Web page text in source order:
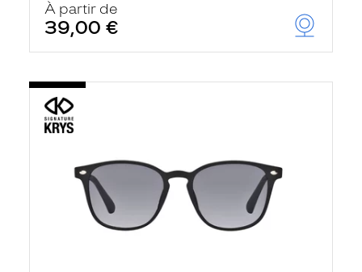
À partir de
39,00 €